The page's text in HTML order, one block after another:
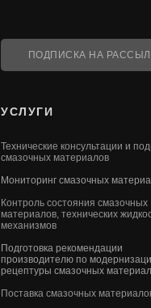
УСЛУГИ
Технические консультации и
смазочных материалов
Мониторинг смазочных
Контроль состояния смазочных
материалов, технических
механизмов
Подготовка рекомендации
производителю по
рецептуры смазочных
Поставка смазочных
ПОДПИСКА НА